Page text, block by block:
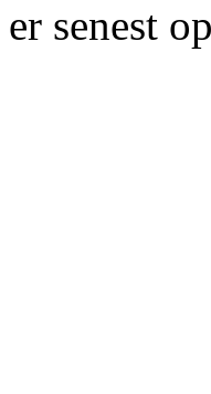
er senest